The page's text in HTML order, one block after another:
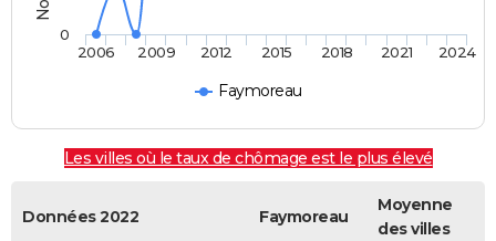
Faymoreau
2006 2009 2012 2015 2018 2021 2024
0
Les villes où le taux de chômage est le plus élevé
Données 2022 Faymoreau
Moyenne
des villes